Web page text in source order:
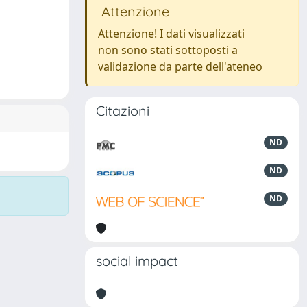
Attenzione
Attenzione! I dati visualizzati
non sono stati sottoposti a
validazione da parte dell'ateneo
Citazioni
ND
ND
ND
social impact